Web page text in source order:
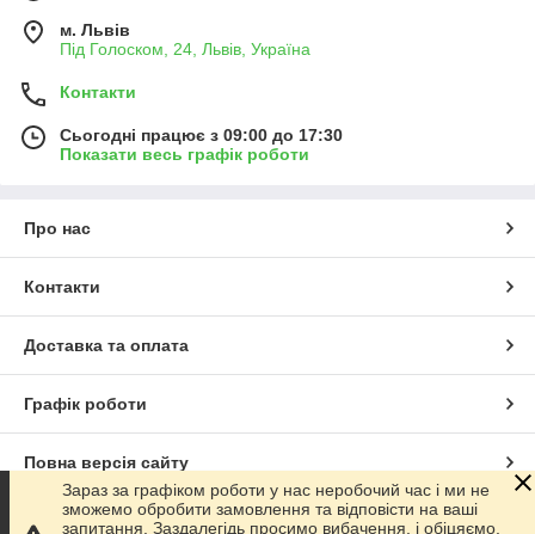
м. Львів
Під Голоском, 24, Львів, Україна
Контакти
Сьогодні працює з 09:00 до 17:30
Показати весь графік роботи
Про нас
Контакти
Доставка та оплата
Графік роботи
Повна версія сайту
Сайт створено на маркетплейсіProm.ua
Зараз за графіком роботи у нас неробочий час і ми не
зможемо обробити замовлення та відповісти на ваші
запитання. Заздалегідь просимо вибачення, і обіцяємо,